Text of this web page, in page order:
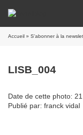
Accueil » S'abonner à la
LISB_004
Date de cette photo:
Publié par: franck vidal